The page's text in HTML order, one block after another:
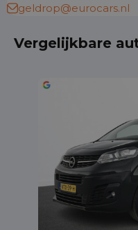
geldrop@eurocars.nl
Vergelijkbare